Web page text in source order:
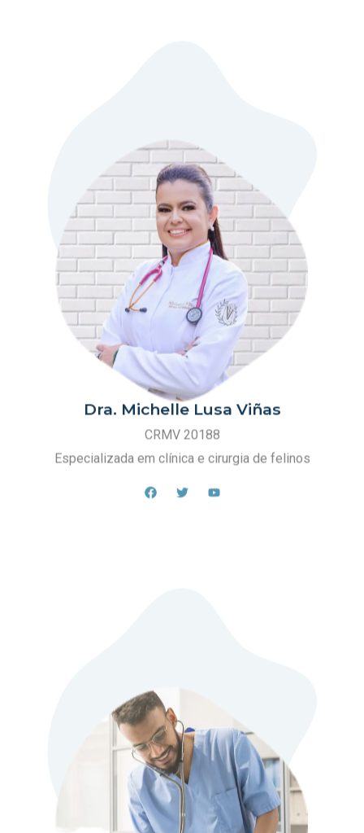
Dra. Michelle Lusa Viñas
CRMV 20188
Especializada em clínica e cirurgia de felinos